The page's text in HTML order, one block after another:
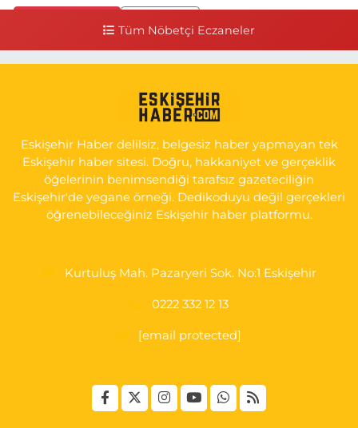
YAN SOKAĞI POLİKLİNİK KAPISI TAM KARŞISI I
Yol Tarifi Al
Tüm Nöbetçi Eczaneler
Eskişehir Haber delilsiz, belgesiz haber yapmayan tek
Eskişehir haber sitesi. Doğru, hakkaniyet ve gerçeklik
öğelerinin benimsendiği tarafsız gazeteciliğin
Eskişehir'de yegane örneği. Dedikoduyu değil gerçekleri
öğrenebileceğiniz Eskişehir haber platformu.
Kurtuluş Mah. Pazaryeri Sok. No:1 Eskişehir
0222 332 12 13
[email protected]